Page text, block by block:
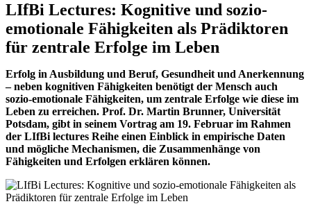
LIfBi Lectures: Kognitive und sozio-
emotionale Fähigkeiten als Prädiktoren
für zentrale Erfolge im Leben
Erfolg in Ausbildung und Beruf, Gesundheit und Anerkennung
‒ neben kognitiven Fähigkeiten benötigt der Mensch auch
sozio-emotionale Fähigkeiten, um zentrale Erfolge wie diese im
Leben zu erreichen. Prof. Dr. Martin Brunner, Universität
Potsdam, gibt in seinem Vortrag am 19. Februar im Rahmen
der LIfBi lectures Reihe einen Einblick in empirische Daten
und mögliche Mechanismen, die Zusammenhänge von
Fähigkeiten und Erfolgen erklären können.